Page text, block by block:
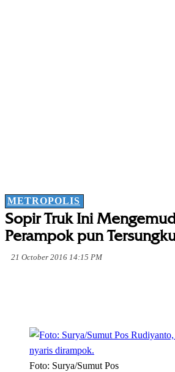
METROPOLIS
Sopir Truk Ini
Perampok pun
21 October 2016 14:15 PM
Foto: Surya/Sumut Pos